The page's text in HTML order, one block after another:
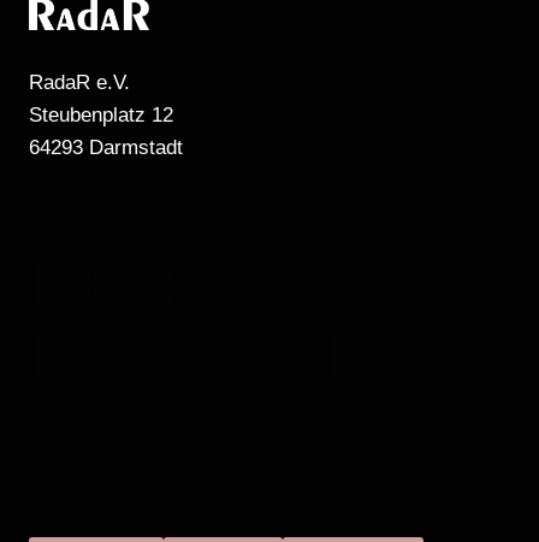
RadaR e.V.
Steubenplatz 12
64293 Darmstadt